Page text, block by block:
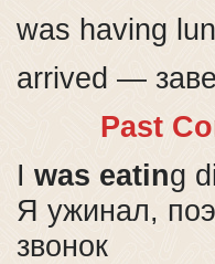
was having
arrived —
Past
I was eating
Я ужинал,
звонок